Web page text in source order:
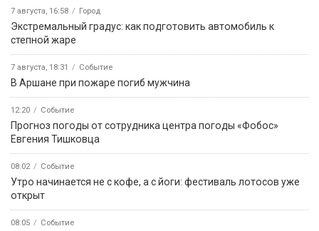
7 августа, 16:58 Город
Экстремальный градус: как подготовить автомобиль к
степной жаре
7 августа, 18:31 Событие
В Аршане при пожаре погиб мужчина
12:20 Событие
Прогноз погоды от сотрудника центра погоды «Фобос»
Евгения Тишковца
08:02 Событие
Утро начинается не с кофе, а с йоги: фестиваль лотосов уже
открыт
08:05 Событие